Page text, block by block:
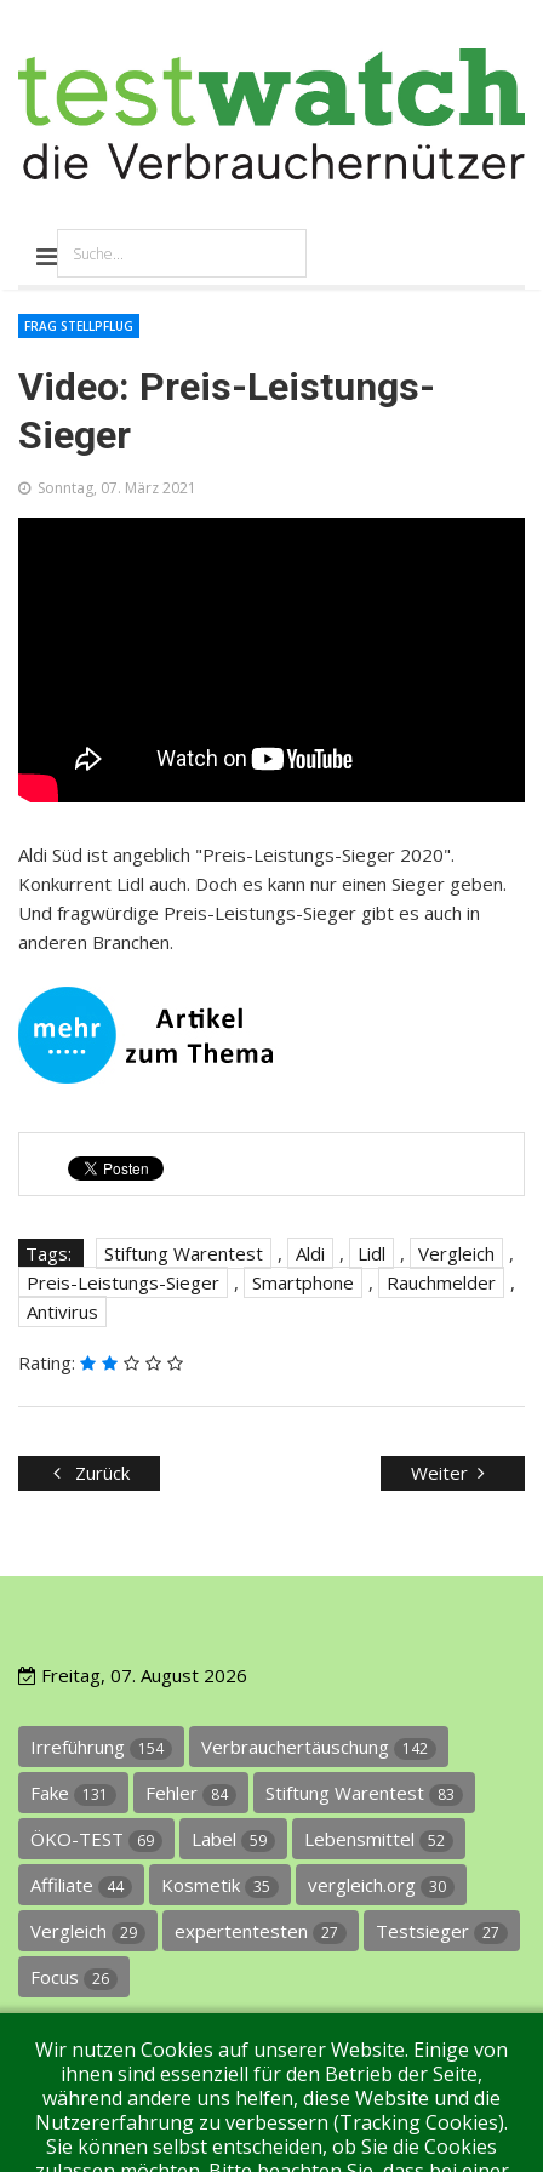
Video: Preis-Leistungs-
Sieger
FRAG STELLPFLUG
Sonntag, 07. März 2021
Aldi Süd ist angeblich "Preis-Leistungs-Sieger 2020".
Konkurrent Lidl auch. Doch es kann nur einen Sieger geben.
Und fragwürdige Preis-Leistungs-Sieger gibt es auch in
anderen Branchen.
Tags: Stiftung Warentest , Aldi , Lidl , Vergleich
,
Preis-Leistungs-Sieger
, Smartphone , Rauchmelder
,
Antivirus
Rating:
Zurück Weiter
Freitag, 07. August 2026
Irreführung 154 Verbrauchertäuschung 142
Fake 131 Fehler 84 Stiftung Warentest 83
ÖKO-TEST 69 Label 59 Lebensmittel 52
Affiliate 44 Kosmetik 35 vergleich.org 30
Vergleich 29 expertentesten 27 Testsieger 27
Focus 26
Impressum Datenschutz Über uns Kontakt
Wir nutzen Cookies auf unserer Website. Einige von
ihnen sind essenziell für den Betrieb der Seite,
während andere uns helfen, diese Website und die
Nutzererfahrung zu verbessern (Tracking Cookies).
Sie können selbst entscheiden, ob Sie die Cookies